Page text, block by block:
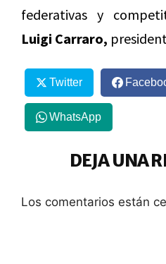
federativas y
Luigi Carraro,
Twitter
WhatsApp
DEJA UNA
Los comentarios están